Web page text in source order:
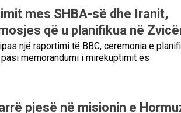
mes SHBA-së dhe Iranit,
që u planifikua në
një raportimi të BBC, ceremonia e
memorandumi i mirëkuptimit ës
pjesë në misionin e